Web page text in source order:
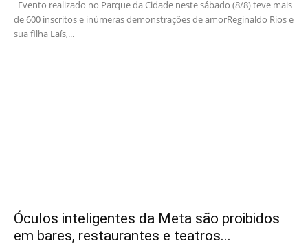
Evento realizado no Parque da Cidade neste sábado (8/8) teve mais
de 600 inscritos e inúmeras demonstrações de amorReginaldo Rios e
sua filha Laís,...
Óculos inteligentes da Meta são proibidos
em bares, restaurantes e teatros...